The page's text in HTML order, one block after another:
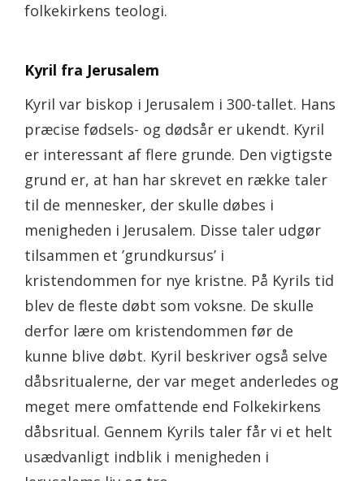
folkekirkens teologi.
Kyril fra Jerusalem
Kyril var biskop i Jerusalem i 300-tallet. Hans
præcise fødsels- og dødsår er ukendt. Kyril
er interessant af flere grunde. Den vigtigste
grund er, at han har skrevet en række taler
til de mennesker, der skulle døbes i
menigheden i Jerusalem. Disse taler udgør
tilsammen et ’grundkursus’ i
kristendommen for nye kristne. På Kyrils tid
blev de fleste døbt som voksne. De skulle
derfor lære om kristendommen før de
kunne blive døbt. Kyril beskriver også selve
dåbsritualerne, der var meget anderledes og
meget mere omfattende end Folkekirkens
dåbsritual. Gennem Kyrils taler får vi et helt
usædvanligt indblik i menigheden i